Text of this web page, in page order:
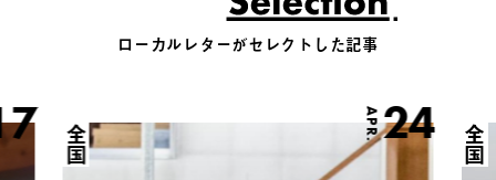
ローカルレターがセレクトした記事
APR.24
全国 全国